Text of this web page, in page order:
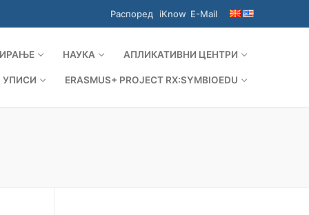
Распоред iKnow E-Mail
НАУКА АПЛИКАТИВНИ ЦЕНТРИ
УПИСИ ERASMUS+ PROJECT RX:SYMBIOEDU